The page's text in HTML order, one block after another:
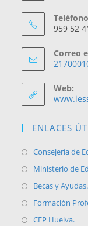
959 52
Correo
Web:
ENLACES
Consejería de
Ministerio de
Becas y Ayudas.
Formación
CEP Huelva.